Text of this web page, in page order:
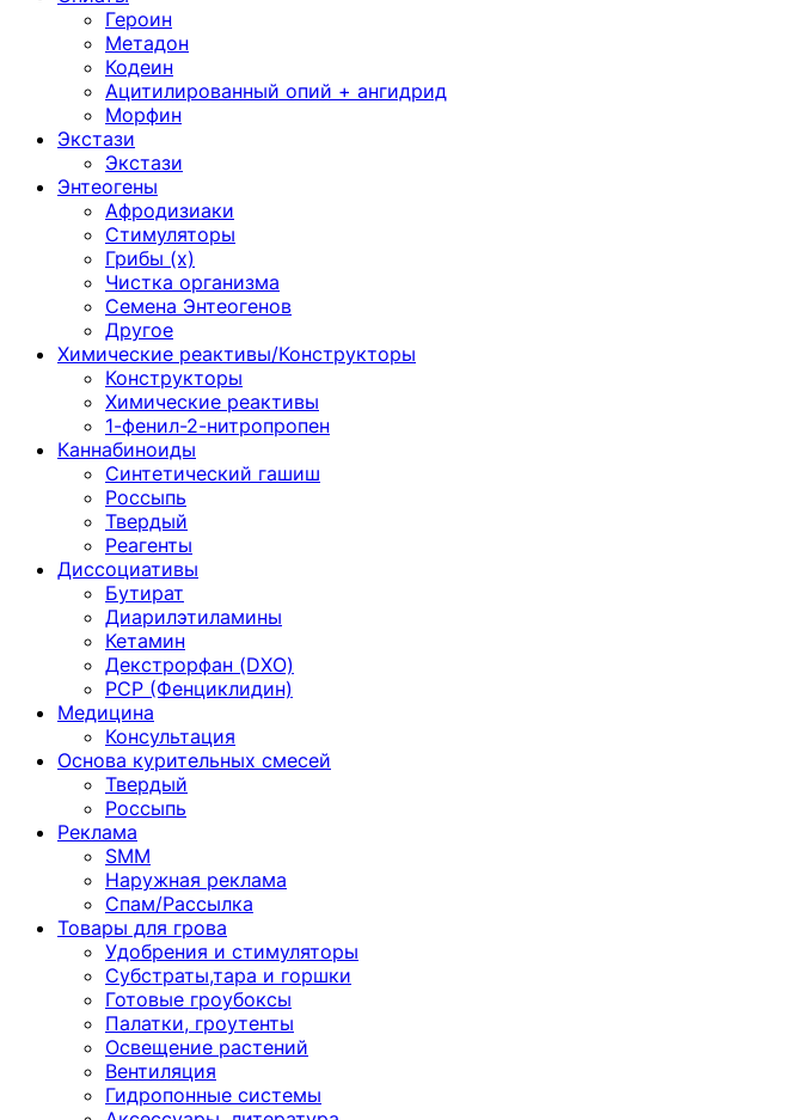
Героин
Метадон
Кодеин
Ацитилированный опий + ангидрид
Морфин
Экстази
Экстази
Энтеогены
Афродизиаки
Стимуляторы
Грибы (х)
Чистка организма
Семена Энтеогенов
Другое
Химические реактивы/Конструкторы
Конструкторы
Химические реактивы
1-фенил-2-нитропропен
Каннабиноиды
Синтетический гашиш
Россыпь
Твердый
Реагенты
Диссоциативы
Бутират
Диарилэтиламины
Кетамин
Декстрорфан (DXO)
PCP (Фенциклидин)
Медицина
Консультация
Основа курительных смесей
Твердый
Россыпь
Реклама
SMM
Наружная реклама
Спам/Рассылка
Товары для грова
Удобрения и стимуляторы
Субстраты,тара и горшки
Готовые гроубоксы
Палатки, гроутенты
Освещение растений
Вентиляция
Гидропонные системы